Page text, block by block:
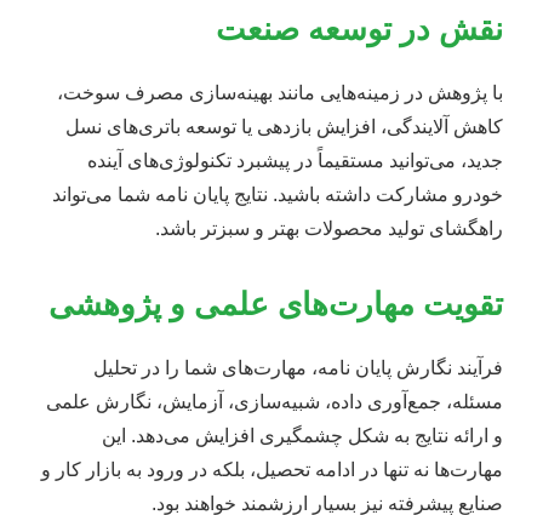
نقش در توسعه صنعت
با پژوهش در زمینه‌هایی مانند بهینه‌سازی مصرف سوخت،
کاهش آلایندگی، افزایش بازدهی یا توسعه باتری‌های نسل
جدید، می‌توانید مستقیماً در پیشبرد تکنولوژی‌های آینده
خودرو مشارکت داشته باشید. نتایج پایان نامه شما می‌تواند
راهگشای تولید محصولات بهتر و سبزتر باشد.
تقویت مهارت‌های علمی و پژوهشی
فرآیند نگارش پایان نامه، مهارت‌های شما را در تحلیل
مسئله، جمع‌آوری داده، شبیه‌سازی، آزمایش، نگارش علمی
و ارائه نتایج به شکل چشمگیری افزایش می‌دهد. این
مهارت‌ها نه تنها در ادامه تحصیل، بلکه در ورود به بازار کار و
صنایع پیشرفته نیز بسیار ارزشمند خواهند بود.